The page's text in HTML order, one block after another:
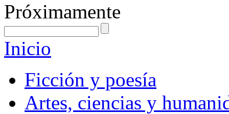
Próximamente
Inicio
Ficción y poesía
Artes, ciencias y